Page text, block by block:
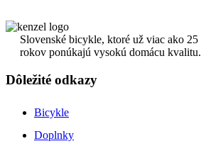
Slovenské bicykle, ktoré už viac ako 25
rokov ponúkajú vysokú domácu kvalitu.
Dôležité odkazy
Bicykle
Doplnky